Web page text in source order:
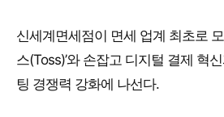
신세계면세점이 면세 업계 최초로
스(Toss)’와 손잡고 디지털 결제 혁
팅 경쟁력 강화에 나선다.